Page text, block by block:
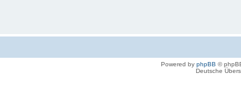
Powered by phpBB ©
Deutsche